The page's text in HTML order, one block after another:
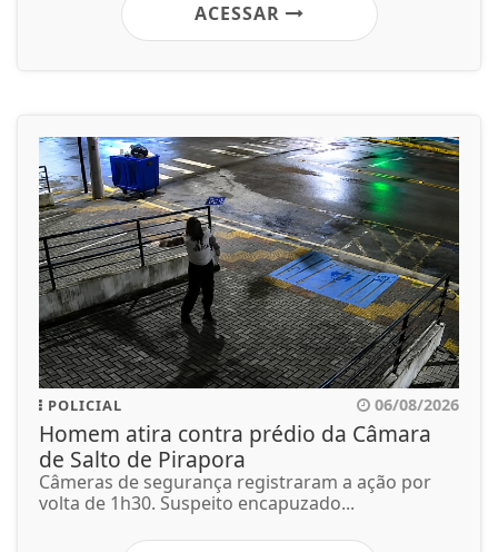
ACESSAR
POLICIAL 06/08/2026
Homem atira contra prédio da Câmara
de Salto de Pirapora
Câmeras de segurança registraram a ação por
volta de 1h30. Suspeito encapuzado...